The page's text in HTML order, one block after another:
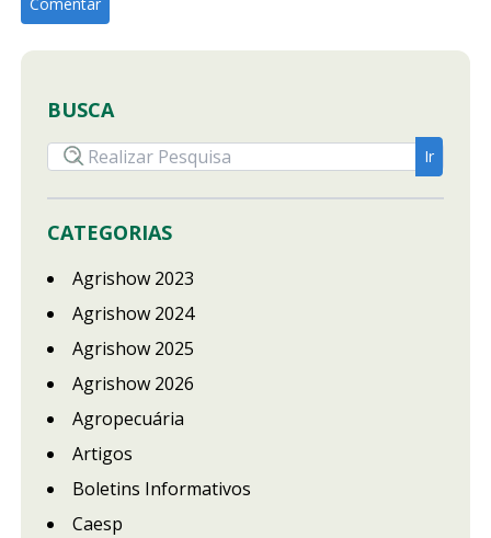
BUSCA
CATEGORIAS
Agrishow 2023
Agrishow 2024
Agrishow 2025
Agrishow 2026
Agropecuária
Artigos
Boletins Informativos
Caesp